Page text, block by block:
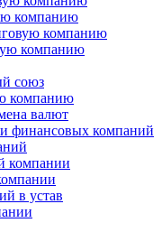
компанию
компанию
компанию
союз
компанию
валют
финансовых компаний
компании
в устав